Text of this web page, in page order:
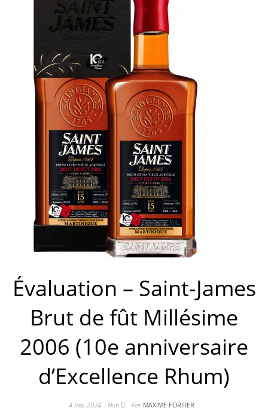
Évaluation – Saint-James
Brut de fût Millésime
2006 (10e anniversaire
d’Excellence Rhum)
4 mai 2024 Non Par MAXIME FORTIER